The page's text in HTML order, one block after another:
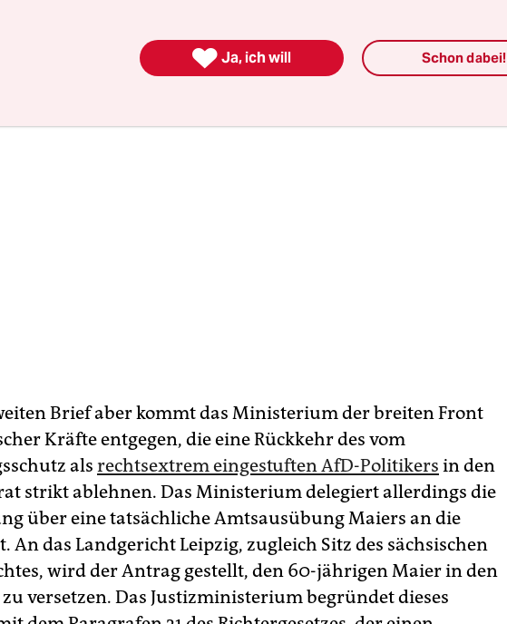
20 Kilometer von Dresden entfernt.
Brief aber kommt das Ministerium der breiten Front
Kräfte entgegen, die eine Rückkehr des vom
als rechtsextrem eingestuften AfD-Politikers in den
strikt ablehnen. Das Ministerium delegiert allerdings die
über eine tatsächliche Amtsausübung Maiers an die
An das Landgericht Leipzig, zugleich Sitz des sächsischen
wird der Antrag gestellt, den 60-jährigen Maier in den
versetzen. Das Justizministerium begründet dieses
 Ja, ich will Schon dabei!